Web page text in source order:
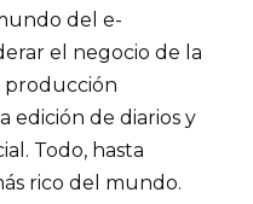
del e-
el negocio de la
producción
edición de diarios y
Todo, hasta
rico del mundo.